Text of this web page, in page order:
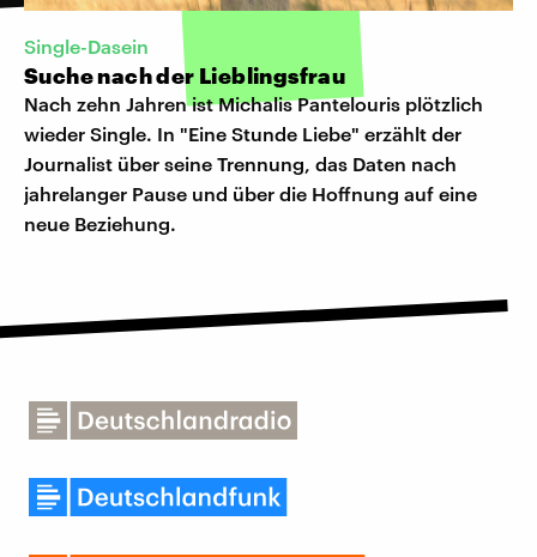
Single-Dasein
Suche nach der Lieblingsfrau
Nach zehn Jahren ist Michalis Pantelouris plötzlich
wieder Single. In "Eine Stunde Liebe" erzählt der
Journalist über seine Trennung, das Daten nach
jahrelanger Pause und über die Hoffnung auf eine
neue Beziehung.